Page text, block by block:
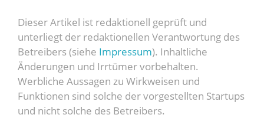
Dieser Artikel ist redaktionell geprüft und
unterliegt der redaktionellen Verantwortung des
Betreibers (siehe Impressum). Inhaltliche
Änderungen und Irrtümer vorbehalten.
Werbliche Aussagen zu Wirkweisen und
Funktionen sind solche der vorgestellten Startups
und nicht solche des Betreibers.